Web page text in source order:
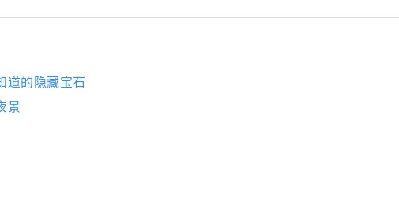
内有 25 栋被指定为文化遗产的古民居。专门纪念人气动漫《哆啦 A
宝石的奇幻世界。您可以乘坐巴士游览或游船游览来体验这种“工厂夜
水杉树。在日本民居博物馆，您可以体验25座被指定为文化财产的古民
传统的蓝染工艺，还有一座专门纪念人气前卫艺术家冈本太郎的博物
物馆 馆内展示着深受世界各地、
喜爱的漫画《多啦 A 梦》的作者藤子·F·不二雄的原画以及藤子·F·不
道的隐藏宝石
景